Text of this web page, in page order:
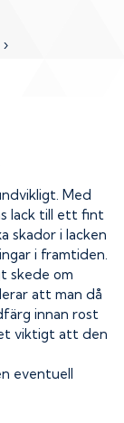
Med
lack till ett fint
skador i lacken
i framtiden.
skede om
att man då
innan rost
viktigt att den
eventuell